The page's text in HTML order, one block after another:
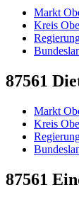
Markt
Kreis
87561
Markt
Kreis
87561